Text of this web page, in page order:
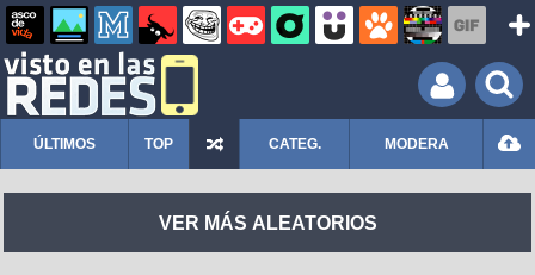
ÚLTIMOS TOP CATEG. MODERA
VER MÁS ALEATORIOS